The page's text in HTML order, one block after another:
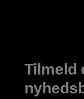
Tilmeld